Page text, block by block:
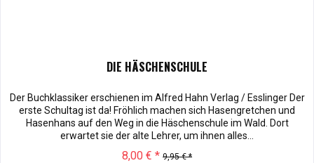
DIE HÄSCHENSCHULE
Der Buchklassiker erschienen im Alfred Hahn Verlag / Esslinger Der
erste Schultag ist da! Fröhlich machen sich Hasengretchen und
Hasenhans auf den Weg in die Häschenschule im Wald. Dort
erwartet sie der alte Lehrer, um ihnen alles...
8,00 € * 9,95 € *